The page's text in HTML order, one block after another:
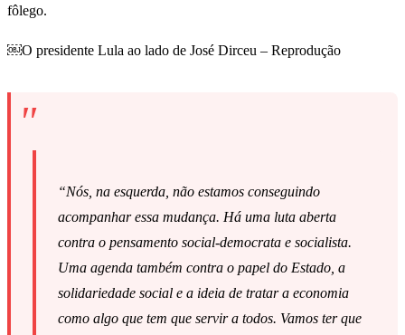
fôlego.
￼O presidente Lula ao lado de José Dirceu – Reprodução
“Nós, na esquerda, não estamos conseguindo
acompanhar essa mudança. Há uma luta aberta
contra o pensamento social-democrata e socialista.
Uma agenda também contra o papel do Estado, a
solidariedade social e a ideia de tratar a economia
como algo que tem que servir a todos. Vamos ter que